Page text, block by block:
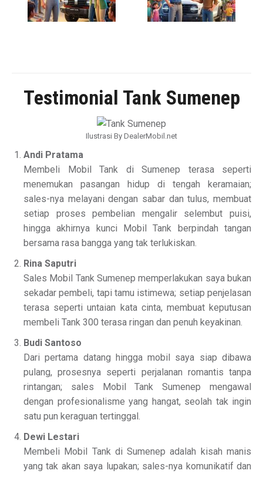
Testimonial Tank Sumenep
Ilustrasi By DealerMobil.net
Andi Pratama
Membeli Mobil Tank di Sumenep terasa seperti
menemukan pasangan hidup di tengah keramaian;
sales-nya melayani dengan sabar dan tulus, membuat
setiap proses pembelian mengalir selembut puisi,
hingga akhirnya kunci Mobil Tank berpindah tangan
bersama rasa bangga yang tak terlukiskan.
Rina Saputri
Sales Mobil Tank Sumenep memperlakukan saya bukan
sekadar pembeli, tapi tamu istimewa; setiap penjelasan
terasa seperti untaian kata cinta, membuat keputusan
membeli Tank 300 terasa ringan dan penuh keyakinan.
Budi Santoso
Dari pertama datang hingga mobil saya siap dibawa
pulang, prosesnya seperti perjalanan romantis tanpa
rintangan; sales Mobil Tank Sumenep mengawal
dengan profesionalisme yang hangat, seolah tak ingin
satu pun keraguan tertinggal.
Dewi Lestari
Membeli Mobil Tank di Sumenep adalah kisah manis
yang tak akan saya lupakan; sales-nya komunikatif dan